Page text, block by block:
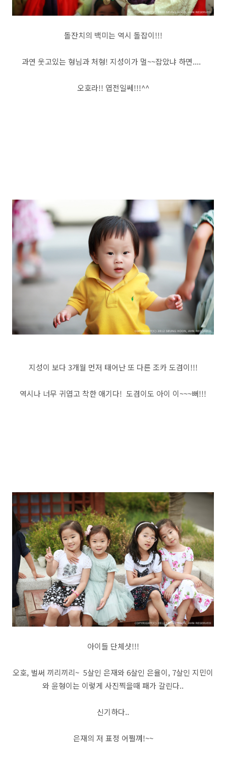
돌잔치의 백미는 역시 돌잡이!!!
과연 웃고있는 형님과 처형! 지성이가 멀~~잡았냐 하면....
오호라!! 엽전일쎄!!!^^
지성이 보다 3개월 먼저 태어난 또 다른 조카 도겸이!!!
역시나 너무 귀엽고 착한 애기다! 도겸이도 아이 이~~~뻐!!!
아이들 단체샷!!!
오호, 벌써 끼리끼리~ 5살인 은재와 6살인 은율이, 7살인 지민이
와 윤형이는 이렇게 사진찍을때 패가 갈린다..
신기하다..
은재의 저 표정 어쩔껴!~~